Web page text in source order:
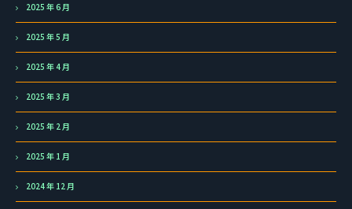
2025 年 6 月
2025 年 5 月
2025 年 4 月
2025 年 3 月
2025 年 2 月
2025 年 1 月
2024 年 12 月